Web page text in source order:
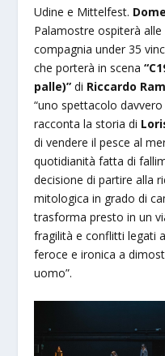
Udine e Mittelfest.
Palamostre ospiterà
compagnia under 35
che porterà in scena
palle)” di Riccardo
“uno spettacolo
racconta la storia di
di vendere il pesce al
quotidianità fatta di
decisione di partire alla
mitologica in grado di
trasforma presto in un
fragilità e conflitti legati
feroce e ironica a
uomo”.